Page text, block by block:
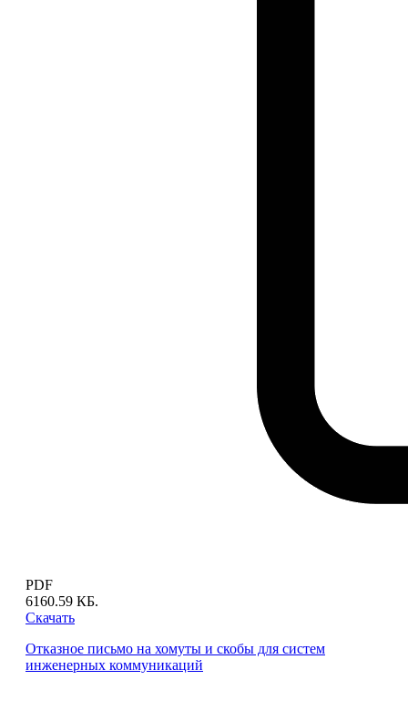
PDF
6160.59 КБ.
Скачать
Отказное письмо на хомуты и скобы для систем
инженерных коммуникаций